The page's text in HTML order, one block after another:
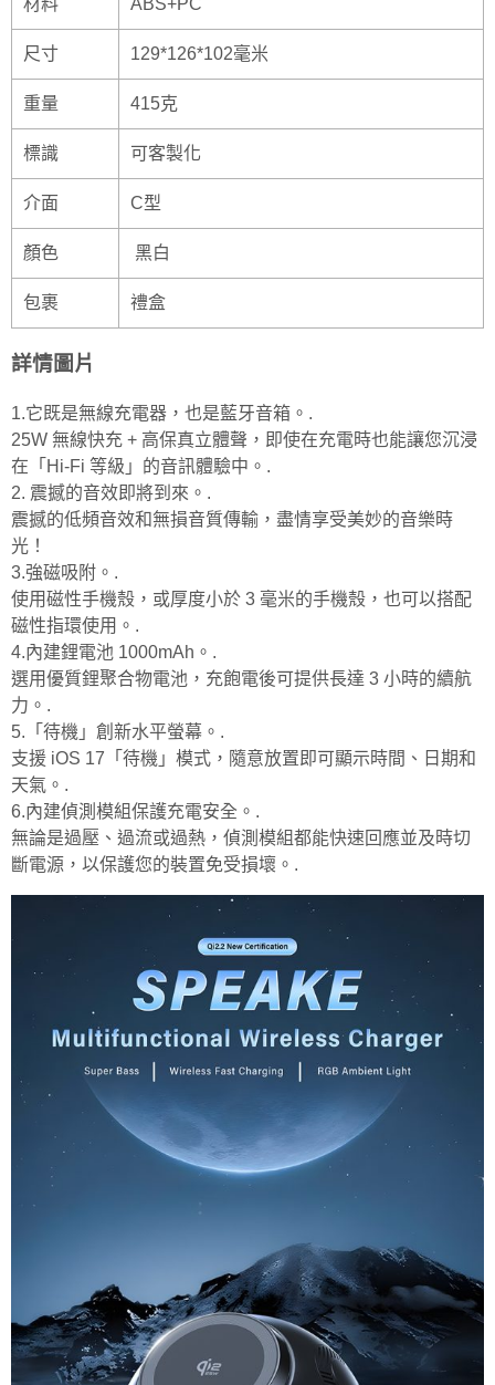
尺寸 129*126*102毫米
重量 415克
標識 可客製化
介面 C型
顏色 黑白
包裹 禮盒
詳情圖片
1.它既是無線充電器，也是藍牙音箱。.
25W 無線快充 + 高保真立體聲，即使在充電時也能讓您沉浸
在「Hi-Fi 等級」的音訊體驗中。.
2. 震撼的音效即將到來。.
震撼的低頻音效和無損音質傳輸，盡情享受美妙的音樂時
光！
3.強磁吸附。.
使用磁性手機殼，或厚度小於 3 毫米的手機殼，也可以搭配
磁性指環使用。.
4.內建鋰電池 1000mAh。.
選用優質鋰聚合物電池，充飽電後可提供長達 3 小時的續航
力。.
5.「待機」創新水平螢幕。.
支援 iOS 17「待機」模式，隨意放置即可顯示時間、日期和
天氣。.
6.內建偵測模組保護充電安全。.
無論是過壓、過流或過熱，偵測模組都能快速回應並及時切
斷電源，以保護您的裝置免受損壞。.